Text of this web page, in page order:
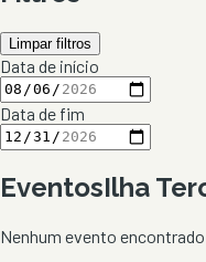
Limpar filtros
Data de início
Data de fim
EventosIlha
Nenhum evento encontrado